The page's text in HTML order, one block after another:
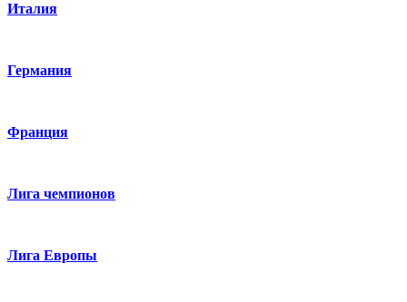
Италия
Германия
Франция
Лига чемпионов
Лига Европы